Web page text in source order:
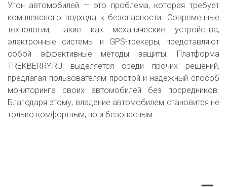
Угон автомобилей — это проблема, которая требует
комплексного подхода к безопасности. Современные
технологии, такие как механические устройства,
электронные системы и GPS-трекеры, представляют
собой эффективные методы защиты. Платформа
TREKBERRY.RU выделяется среди прочих решений,
предлагая пользователям простой и надежный способ
мониторинга своих автомобилей без посредников.
Благодаря этому, владение автомобилем становится не
только комфортным, но и безопасным.